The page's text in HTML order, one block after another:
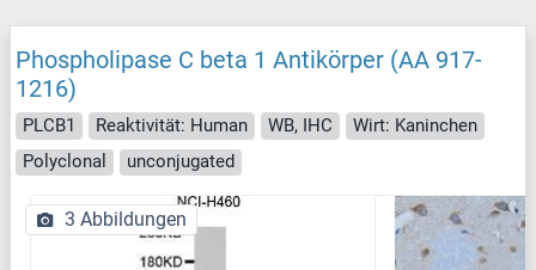
Phospholipase C beta 1 Antikörper (AA 917-
1216)
PLCB1 Reaktivität: Human WB, IHC
Wirt: Kaninchen
Polyclonal
unconjugated
3 Abbildungen